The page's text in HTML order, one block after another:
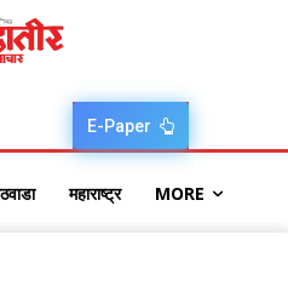
E-Paper
महाराष्ट्र MORE